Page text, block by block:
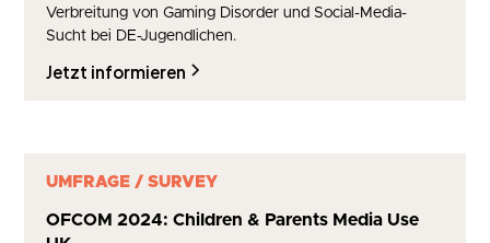
Verbreitung von Gaming Disorder und Social-Media-
Sucht bei DE-Jugendlichen.
Jetzt informieren
UMFRAGE / SURVEY
OFCOM 2024: Children & Parents Media Use